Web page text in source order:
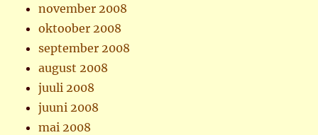
november 2008
oktoober 2008
september 2008
august 2008
juuli 2008
juuni 2008
mai 2008